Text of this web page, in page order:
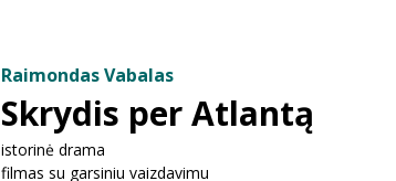
Raimondas Vabalas
Skrydis per Atlantą
istorinė drama
filmas su garsiniu vaizdavimu